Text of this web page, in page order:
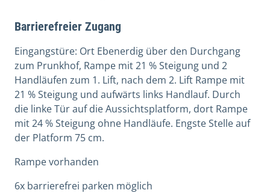
Barrierefreier Zugang
Eingangstüre: Ort Ebenerdig über den Durchgang
zum Prunkhof, Rampe mit 21 % Steigung und 2
Handläufen zum 1. Lift, nach dem 2. Lift Rampe mit
21 % Steigung und aufwärts links Handlauf. Durch
die linke Tür auf die Aussichtsplatform, dort Rampe
mit 24 % Steigung ohne Handläufe. Engste Stelle auf
der Platform 75 cm.
Rampe vorhanden
6x barrierefrei parken möglich